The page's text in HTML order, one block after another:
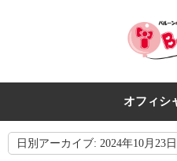
オフィシ
日別アーカイブ: 2024年10月23日